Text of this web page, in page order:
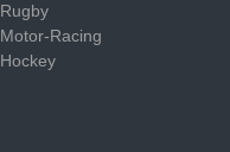
Rugby
Motor-Racing
Hockey